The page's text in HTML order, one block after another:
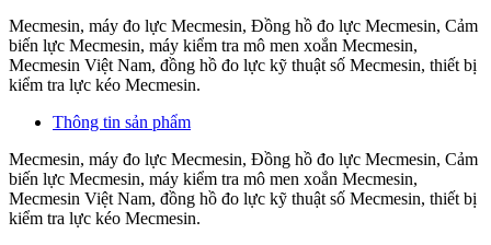
Mecmesin, máy đo lực Mecmesin, Đồng hồ đo lực Mecmesin, Cảm
biến lực Mecmesin, máy kiểm tra mô men xoắn Mecmesin,
Mecmesin Việt Nam, đồng hồ đo lực kỹ thuật số Mecmesin, thiết bị
kiểm tra lực kéo Mecmesin.
Thông tin sản phẩm
Mecmesin, máy đo lực Mecmesin, Đồng hồ đo lực Mecmesin, Cảm
biến lực Mecmesin, máy kiểm tra mô men xoắn Mecmesin,
Mecmesin Việt Nam, đồng hồ đo lực kỹ thuật số Mecmesin, thiết bị
kiểm tra lực kéo Mecmesin.